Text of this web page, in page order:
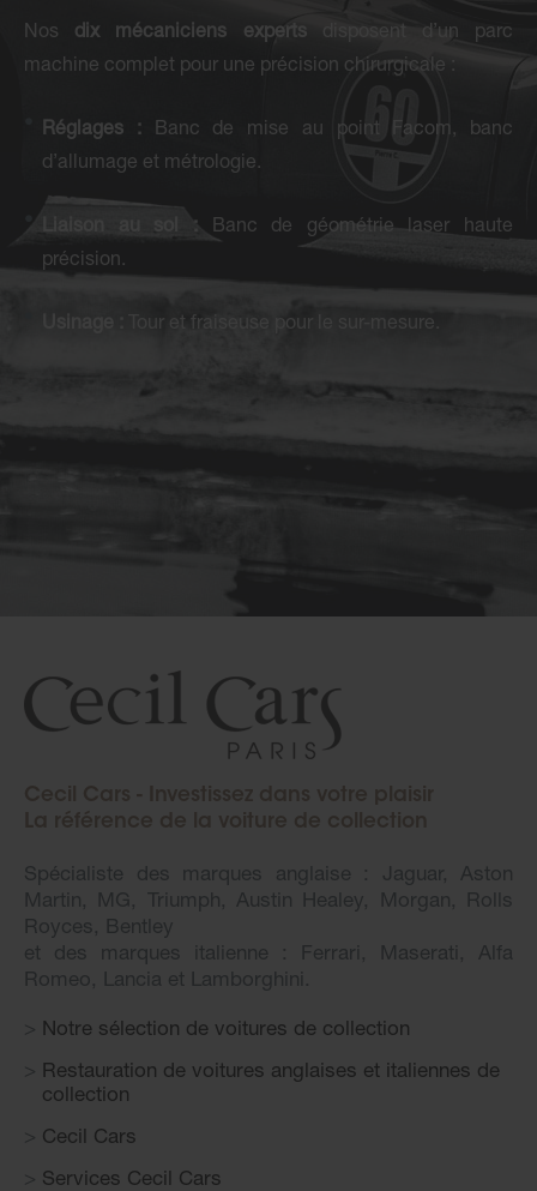
Nos dix mécaniciens experts
disposent d’un parc
machine complet pour une précision chirurgicale :
Réglages :Banc de mise au point Facom, banc
d’allumage et métrologie.
Liaison au sol :Banc de géométrie laser haute
précision.
Tour et fraiseuse pour le sur-mesure.
Spécialiste des marques anglaise : Jaguar, Aston
Martin, MG, Triumph, Austin Healey, Morgan, Rolls
Royces, Bentley
et des marques italienne : Ferrari, Maserati, Alfa
Romeo, Lancia et Lamborghini.
Notre sélection de voitures de collection
Restauration de voitures anglaises et italiennes de
collection
Cecil Cars
Services Cecil Cars